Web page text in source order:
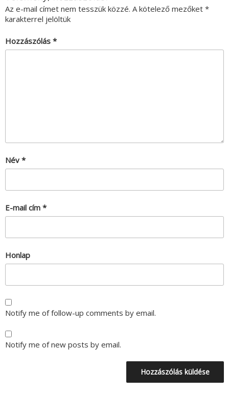
Az e-mail címet nem tesszük közzé. A kötelező mezőket *
karakterrel jelöltük
Hozzászólás *
Név *
E-mail cím *
Honlap
Notify me of follow-up comments by email.
Notify me of new posts by email.